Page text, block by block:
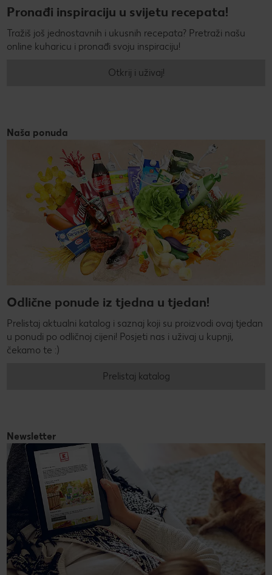
Pronađi inspiraciju u svijetu recepata!
Tražiš još jednostavnih i ukusnih recepata? Pretraži našu
online kuharicu i pronađi svoju inspiraciju!
Otkrij i uživaj!
Naša ponuda
Odlične ponude iz tjedna u tjedan!
Prelistaj aktualni katalog i saznaj koji su proizvodi ovaj tjedan
u ponudi po odličnoj cijeni! Posjeti nas i uživaj u kupnji,
čekamo te :)
Prelistaj katalog
Newsletter